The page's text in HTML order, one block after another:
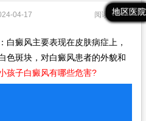
最新文章
热门文章
推荐文章
地区医院
04-17 阅读量：84
白癜风主要表现在皮肤病症上，
色斑块，对白癜风患者的外貌和
孩子白癜风有哪些危害?